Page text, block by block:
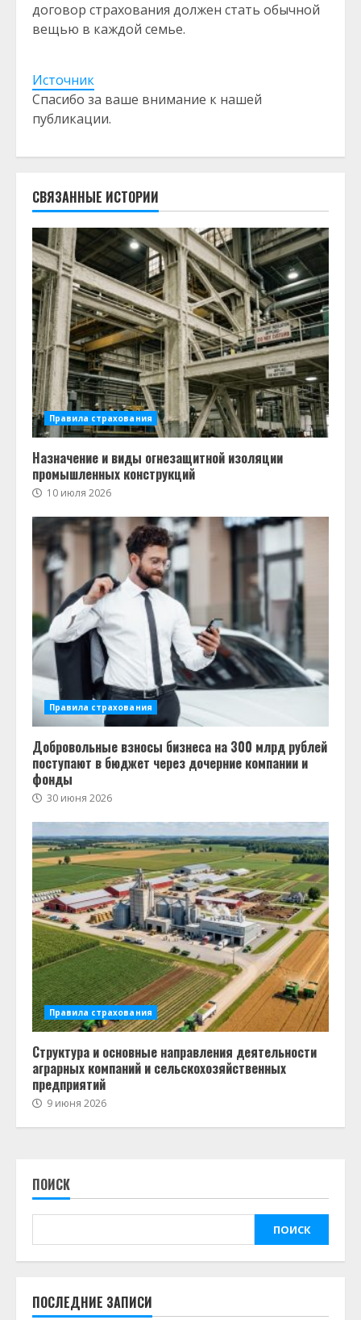
договор страхования должен стать обычной
вещью в каждой семье.
Источник
Спасибо за ваше внимание к нашей
публикации.
СВЯЗАННЫЕ ИСТОРИИ
Правила страхования
Назначение и виды огнезащитной изоляции
промышленных конструкций
10 июля 2026
Правила страхования
Добровольные взносы бизнеса на 300 млрд рублей
поступают в бюджет через дочерние компании и
фонды
30 июня 2026
Правила страхования
Структура и основные направления деятельности
аграрных компаний и сельскохозяйственных
предприятий
9 июня 2026
ПОИСК
ПОИСК
ПОСЛЕДНИЕ ЗАПИСИ